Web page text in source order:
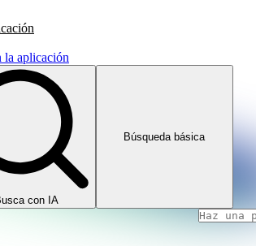
la aplicación
con IA
Búsqueda básica